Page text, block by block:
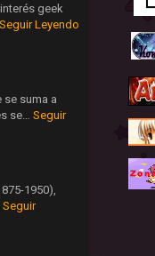
geek
Seguir Leyendo
se suma a
se… Seguir
1950),
Seguir